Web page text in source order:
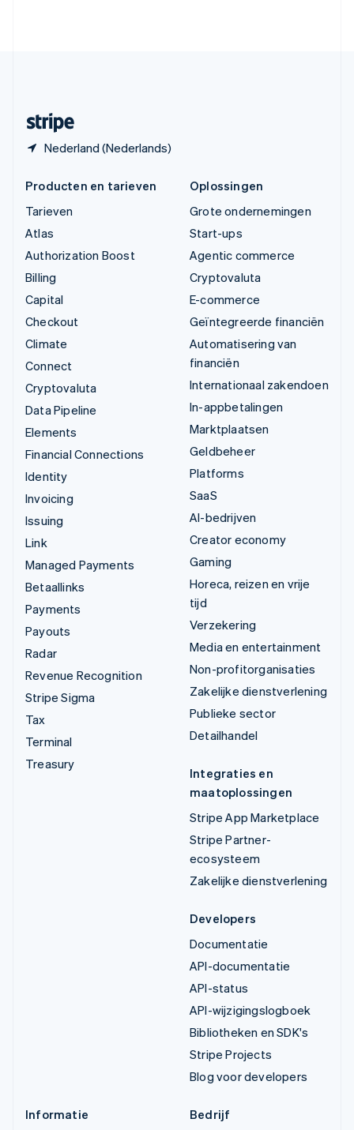
Nederland (Nederlands)
Producten en tarieven
Tarieven
Atlas
Authorization Boost
Billing
Capital
Checkout
Climate
Connect
Cryptovaluta
Data Pipeline
Elements
Financial Connections
Identity
Invoicing
Issuing
Link
Managed Payments
Betaallinks
Payments
Payouts
Radar
Revenue Recognition
Stripe Sigma
Tax
Terminal
Treasury
Oplossingen
Grote ondernemingen
Start-ups
Agentic commerce
Cryptovaluta
E-commerce
Geïntegreerde financiën
Automatisering van
financiën
Internationaal zakendoen
In-appbetalingen
Marktplaatsen
Geldbeheer
Platforms
SaaS
AI-bedrijven
Creator economy
Gaming
Horeca, reizen en vrije
tijd
Verzekering
Media en entertainment
Non-profitorganisaties
Zakelijke dienstverlening
Publieke sector
Detailhandel
Integraties en
maatoplossingen
Stripe App Marketplace
Stripe Partner-
ecosysteem
Zakelijke dienstverlening
Developers
Documentatie
API-documentatie
API-status
API-wijzigingslogboek
Bibliotheken en SDK's
Stripe Projects
Blog voor developers
Informatie
Bedrijf